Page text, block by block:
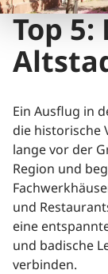
Top
Ein Ausflug in
die historische
lange vor der
Region und
und
eine
und badische
verbinden.